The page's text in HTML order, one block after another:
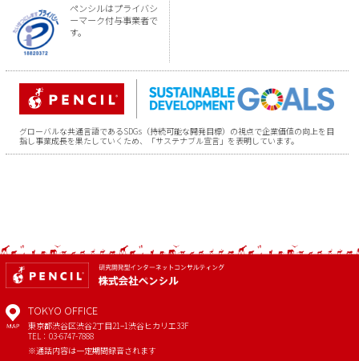
ペンシルはプライバシ
ーマーク付与事業者で
す。
グローバルな共通言語であるSDGs（持続可能な開発目標）の視点で企業価値の向上を目
指し事業成長を果たしていくため、「サステナブル宣言」を表明しています。
MAP
TOKYO OFFICE
東京都渋谷区渋谷2丁目21−1渋谷ヒカリエ33F
TEL：03-6747-7888
※通話内容は一定期間録音されます